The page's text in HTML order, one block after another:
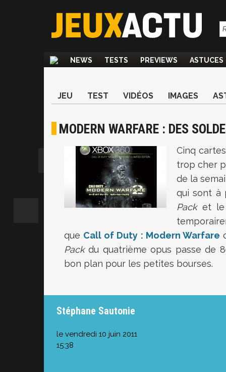
NEWS TESTS PREVIEWS ASTUCES
JEU TEST VIDÉOS IMAGES
MODERN WARFARE : DES
Cinq
trop cher
de la
qui sont à
Packet le
que Call of Duty : Modern Warfare
Packdu quatrième opus passe de
bon plan pour les petites bourses.
Stéphane Sautonie
le vendredi 10 juin 2011
15:38